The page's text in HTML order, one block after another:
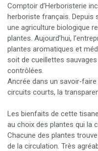
Comptoir d’Herboristerie
herboriste français. Depuis
une agriculture biologique
plantes. Aujourd’hui,
plantes aromatiques et
soit de cueillettes
contrôlées.
Ancrée dans un
circuits courts, la
Les bienfaits de cette
au choix des plantes qui la
Chacune des plantes
de la circulation. Très